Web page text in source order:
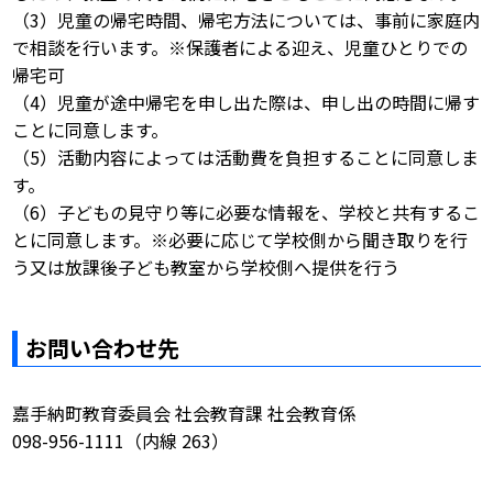
（3）児童の帰宅時間、帰宅方法については、事前に家庭内
で相談を行います。※保護者による迎え、児童ひとりでの
帰宅可
（4）児童が途中帰宅を申し出た際は、申し出の時間に帰す
ことに同意します。
（5）活動内容によっては活動費を負担することに同意しま
す。
（6）子どもの見守り等に必要な情報を、学校と共有するこ
とに同意します。※必要に応じて学校側から聞き取りを行
う又は放課後子ども教室から学校側へ提供を行う
お問い合わせ先
嘉手納町教育委員会 社会教育課 社会教育係
098-956-1111（内線 263）